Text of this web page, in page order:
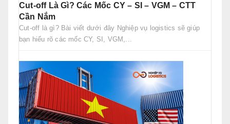
Cut-off Là Gì? Các Mốc CY – SI – VGM – CTT
Cần Nắm
Cut-off là gì? Bài viết dưới đây Nghiệp vụ logistics sẽ giúp
bạn hiểu rõ các mốc CY, SI, VGM,...